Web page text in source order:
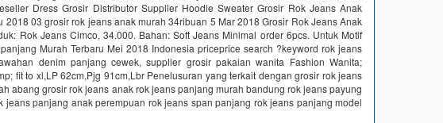
Dress Grosir Distributor Supplier Hoodie Sweater Grosir Rok Jeans Anak
2018 03 grosir rok jeans anak murah 34ribuan 5 Mar 2018 Grosir Rok Jeans Anak
Rok Jeans Cimco, 34.000. Bahan: Soft Jeans Minimal order 6pcs. Untuk Motif
Murah Terbaru Mei 2018 Indonesia priceprice search ?keyword rok jeans
denim panjang cewek, supplier grosir pakaian wanita Fashion Wanita;
fit to xl,LP 62cm,Pjg 91cm,Lbr Penelusuran yang terkait dengan grosir rok jeans
abang grosir rok jeans anak rok jeans panjang murah bandung rok jeans payung
jeans panjang anak perempuan rok jeans span panjang rok jeans panjang model